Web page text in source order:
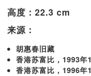
高度：22.3 cm
来源：
胡惠春旧藏
香港苏富比，1993年
香港苏富比，1996